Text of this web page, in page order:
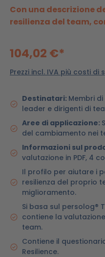
Con una descrizione
resilienza del team,
104,02 €*
Prezzi incl. IVA più costi di
Destinatari: Membri
leader e dirigenti di
Aree di applicazione:
del cambiamento nei
Informazioni sul
valutazione in PDF, 4
Il profilo per aiutare i
resilienza del proprio
miglioramento.
Si basa sul persolog®
contiene la
team.
Contiene il
Resilience.